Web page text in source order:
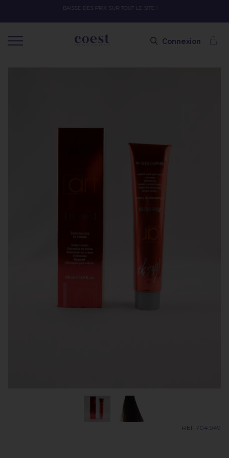
OFFRE SPÉCIALE SOLAIRE SKEYMZEE ! SOIN HYDRATANT + SPRAY +
Connexion
REF 704.949